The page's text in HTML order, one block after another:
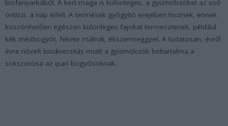
biofanyarkából. A kert maga is különleges, a gyümölcsöket az eső
öntözi, a nap érleli. A termések gyógyító erejében hisznek, ennek
köszönhetően egészen különleges fajokat termesztenek, például
kék mézbogyót, fekete málnát, ékszermeggyet. A tudatosan, évről
évre növelt biodiverzitás miatt a gyümölcsök beltartalma a
sokszorosa az ipari bogyósoknak.